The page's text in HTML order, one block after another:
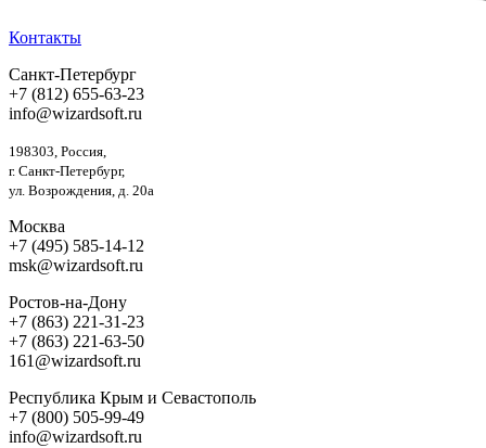
Контакты
Санкт-Петербург
+7 (812) 655-63-23
info@wizardsoft.ru
198303, Россия,
г. Санкт-Петербург,
ул. Возрождения, д. 20а
Москва
+7 (495) 585-14-12
msk@wizardsoft.ru
Ростов-на-Дону
+7 (863) 221-31-23
+7 (863) 221-63-50
161@wizardsoft.ru
Республика Крым и Севастополь
+7 (800) 505-99-49
info@wizardsoft.ru